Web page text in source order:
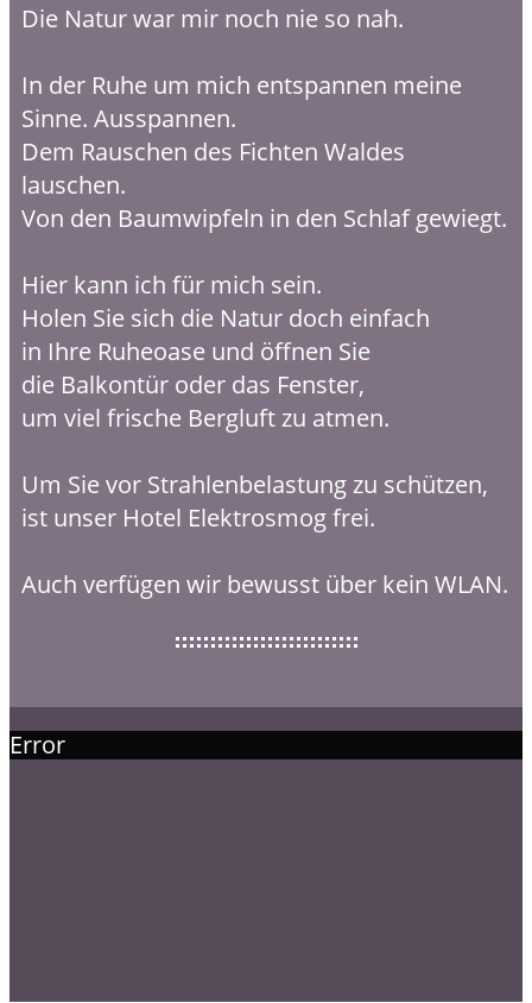
Die Natur war mir noch nie so nah.
In der Ruhe um mich entspannen meine
Sinne. Ausspannen.
Dem Rauschen des Fichten Waldes
lauschen.
Von den Baumwipfeln in den Schlaf gewiegt.
Hier kann ich für mich sein.
Holen Sie sich die Natur doch einfach
in Ihre Ruheoase und öffnen Sie
die Balkontür oder das Fenster,
um viel frische Bergluft zu atmen.
Um Sie vor Strahlenbelastung zu schützen,
ist unser Hotel Elektrosmog frei.
Auch verfügen wir bewusst über kein WLAN.
Error